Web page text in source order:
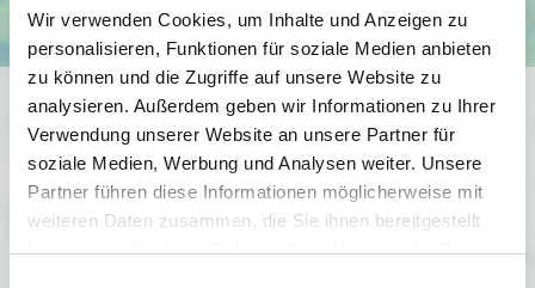
Wir verwenden Cookies, um Inhalte und Anzeigen zu
personalisieren, Funktionen für soziale Medien anbieten
zu können und die Zugriffe auf unsere Website zu
analysieren. Außerdem geben wir Informationen zu Ihrer
Verwendung unserer Website an unsere Partner für
soziale Medien, Werbung und Analysen weiter. Unsere
Partner führen diese Informationen möglicherweise mit
weiteren Daten zusammen, die Sie ihnen bereitgestellt
haben oder die sie im Rahmen Ihrer Nutzung der Dienste
Ich bin damit einverstanden, dass mir Karten von Google
angezeigt werden. Es gelten die
Datenschutzbedingungen von Google
(https://policies.google.com/privacy).
Ich bin einverstanden